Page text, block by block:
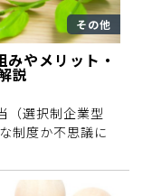
その他
やメリット・
説
（選択制企業型
制度か不思議に